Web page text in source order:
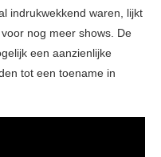
indrukwekkend waren, lijkt
nog meer shows. De
een aanzienlijke
tot een toename in